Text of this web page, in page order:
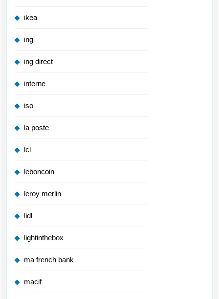
ikea
ing
ing direct
interne
iso
la poste
lcl
leboncoin
leroy merlin
lidl
lightinthebox
ma french bank
macif